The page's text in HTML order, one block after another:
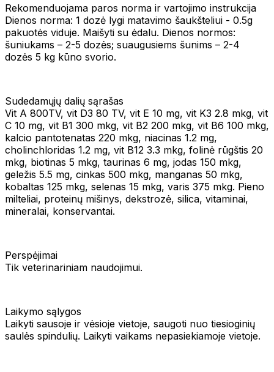
Rekomenduojama paros norma ir vartojimo instrukcija
Dienos norma: 1 dozė lygi matavimo šaukšteliui - 0.5g
pakuotės viduje. Maišyti su ėdalu. Dienos normos:
šuniukams – 2-5 dozės; suaugusiems šunims – 2-4
dozės 5 kg kūno svorio.
Sudedamųjų dalių sąrašas
Vit A 800TV, vit D3 80 TV, vit E 10 mg, vit K3 2.8 mkg, vit
C 10 mg, vit B1 300 mkg, vit B2 200 mkg, vit B6 100 mkg,
kalcio pantotenatas 220 mkg, niacinas 1.2 mg,
cholinchloridas 1.2 mg, vit B12 3.3 mkg, folinė rūgštis 20
mkg, biotinas 5 mkg, taurinas 6 mg, jodas 150 mkg,
geležis 5.5 mg, cinkas 500 mkg, manganas 50 mkg,
kobaltas 125 mkg, selenas 15 mkg, varis 375 mkg. Pieno
milteliai, proteinų mišinys, dekstrozė, silica, vitaminai,
mineralai, konservantai.
Perspėjimai
Tik veterinariniam naudojimui.
Laikymo sąlygos
Laikyti sausoje ir vėsioje vietoje, saugoti nuo tiesioginių
saulės spindulių. Laikyti vaikams nepasiekiamoje vietoje.